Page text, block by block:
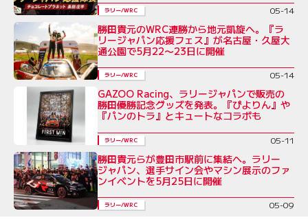
ラリー/WRC 05-14
勝田貴元のWRC連勝から地元凱旋へ。『ラ
リージャパン応援フェス』が名古屋・久屋大
通公園で5月22〜23日に開催
ラリー/WRC 05-14
GAZOO Racing、ラリージャパンで販売の
勝田優勝記念グッズを発表。『ぴよりん』や
『パンのトラ』とキュートなコラボも
ラリー/WRC 05-11
勝田貴元らが豊田市駅前に集結へ。ラリー
ジャパン、選手サイン会やマシン展示のファ
ンイベントを5月25日に開催
ラリー/WRC 05-09